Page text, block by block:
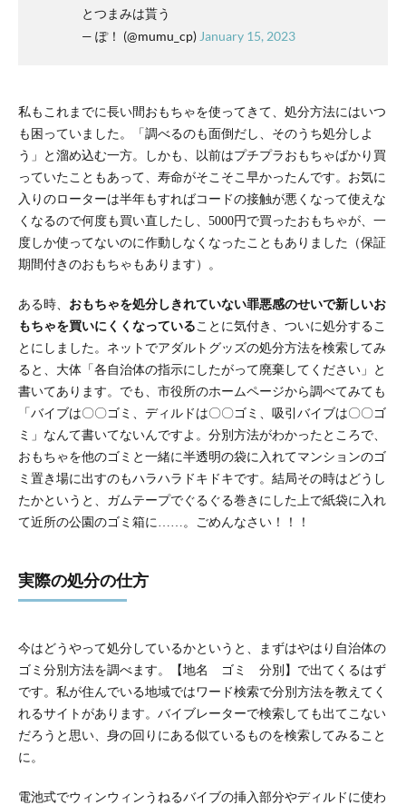
とつまみは貰う
— ぽ！ (@mumu_cp) January 15, 2023
私もこれまでに長い間おもちゃを使ってきて、処分方法にはいつ
も困っていました。「調べるのも面倒だし、そのうち処分しよ
う」と溜め込む一方。しかも、以前はプチプラおもちゃばかり買
っていたこともあって、寿命がそこそこ早かったんです。お気に
入りのローターは半年もすればコードの接触が悪くなって使えな
くなるので何度も買い直したし、5000円で買ったおもちゃが、一
度しか使ってないのに作動しなくなったこともありました（保証
期間付きのおもちゃもあります）。
ある時、 おもちゃを処分しきれていない罪悪感のせいで新しいお
もちゃを買いにくくなっている ことに気付き、ついに処分するこ
とにしました。ネットでアダルトグッズの処分方法を検索してみ
ると、大体「各自治体の指示にしたがって廃棄してください」と
書いてあります。でも、市役所のホームページから調べてみても
「バイブは〇〇ゴミ、ディルドは〇〇ゴミ、吸引バイブは〇〇ゴ
ミ」なんて書いてないんですよ。分別方法がわかったところで、
おもちゃを他のゴミと一緒に半透明の袋に入れてマンションのゴ
ミ置き場に出すのもハラハラドキドキです。結局その時はどうし
たかというと、ガムテープでぐるぐる巻きにした上で紙袋に入れ
て近所の公園のゴミ箱に……。ごめんなさい！！！
実際の処分の仕方
今はどうやって処分しているかというと、まずはやはり自治体の
ゴミ分別方法を調べます。【地名 ゴミ 分別】で出てくるはず
です。私が住んでいる地域ではワード検索で分別方法を教えてく
れるサイトがあります。バイブレーターで検索しても出てこない
だろうと思い、身の回りにある似ているものを検索してみること
に。
電池式でウィンウィンうねるバイブの挿入部分やディルドに使わ